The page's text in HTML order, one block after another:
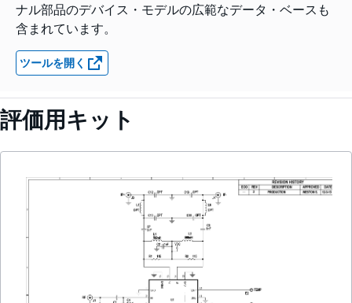
ナル部品のデバイス・モデルの広範なデータ・ベースも
含まれています。
ツールを開く
評価用キット